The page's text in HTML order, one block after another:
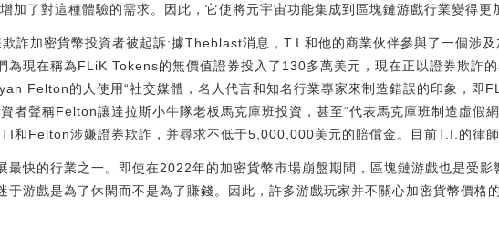
加了對這種體驗的需求。因此，它使將元宇宙功能集成到區塊鏈游戲行業變得更
詐加密貨幣投資者被起訴:據Theblast消息，T.I.和他的商業伙伴參與了一個涉及
為現在稱為FLiK Tokens的無價值證券投入了130多萬美元，現在正以證券欺詐
Felton的人使用“社交媒體，名人代言和知名行業專家來制造錯誤的印象，即
者聲稱Felton讓達拉斯小牛隊老板馬克庫班投資，甚至“代表馬克庫班制造虛假
TI和Felton涉嫌證券欺詐，并尋求不低于5,000,000美元的賠償金。目前T.I.的律
最快的行業之一。即使在2022年的加密貨幣市場崩盤期間，區塊鏈游戲也是受影
于游戲是為了休閑而不是為了賺錢。因此，許多游戲玩家并不關心加密貨幣價格